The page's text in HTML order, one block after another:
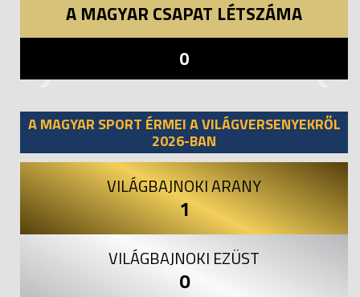
A MAGYAR CSAPAT LÉTSZÁMA
0
A MAGYAR SPORT ÉRMEI A VILÁGVERSENYEKRŐL
2026-BAN
VILÁGBAJNOKI ARANY
1
VILÁGBAJNOKI EZÜST
0